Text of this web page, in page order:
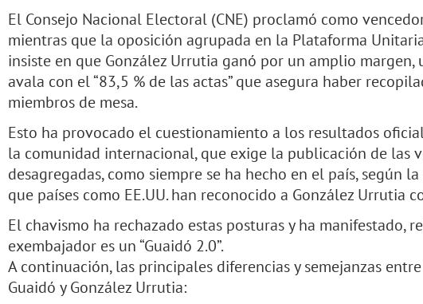
El Consejo Nacional Electoral (CNE) proclamó como
mientras que la oposición agrupada en la Plataforma
insiste en que González Urrutia ganó por un amplio margen,
avala con el “83,5 % de las actas” que asegura haber
miembros de mesa.
Esto ha provocado el cuestionamiento a los resultados
la comunidad internacional, que exige la publicación de las
desagregadas, como siempre se ha hecho en el país, según
que países como EE.UU. han reconocido a González Urrutia
El chavismo ha rechazado estas posturas y ha manifestado,
exembajador es un “Guaidó 2.0”.
A continuación, las principales diferencias y semejanzas
Guaidó y González Urrutia: